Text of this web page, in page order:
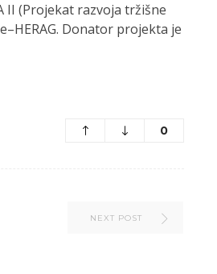
II (Projekat razvoja tržišne
Donator projekta je
0
NEXT POST